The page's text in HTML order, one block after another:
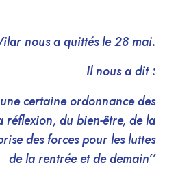
nous a quittés le 28 mai.
Il nous a dit :
une certaine ordonnance des
réflexion, du bien-être, de la
des forces pour les luttes
de la rentrée et de demain’’